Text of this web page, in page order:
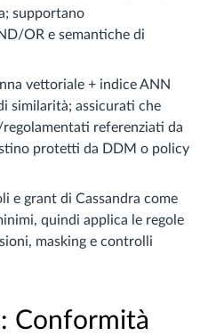
supportano
OR e semantiche di
vettoriale + indice ANN
similarità; assicurati che
referenziati da
protetti da DDM o policy
e grant di Cassandra come
quindi applica le regole
masking e controlli
Conformità